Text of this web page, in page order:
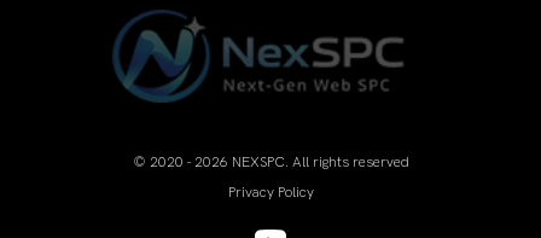
© 2020 - 2026 NEXSPC. All rights reserved
Privacy Policy